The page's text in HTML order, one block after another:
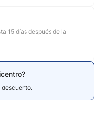
15 días después de la
descuento.